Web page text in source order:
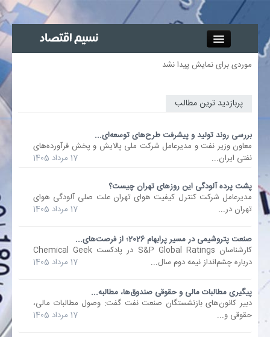
آگهی استخدام
پیوند‌ها
صنعت معدن و تجارت
بیمه و بورس
بانک
موردی برای نمایش پیدا نشد
پربازدید ترین مطالب
بررسی روند تولید و پیشرفت طرح‌های توسعه‌ای...
معاون وزیر نفت و مدیرعامل شرکت ملی پالایش و پخش فرآورده‌های
نفتی ایران...
17 مرداد 1405
پشت پرده آلودگی این روزهای تهران چیست؟
مدیرعامل شرکت کنترل کیفیت هوای تهران علت صلی آلودگی هوای
تهران در...
17 مرداد 1405
صنعت پتروشیمی در مسیر پرابهام 2026؛ از فرصت‌های...
کارشناسان S&P Global Ratings در پادکست Chemical Geek
درباره چشم‌انداز نیمه دوم سال...
17 مرداد 1405
پیگیری مطالبات مالی و حقوقی صندوق‌ها، مطالبه...
دبیر کانون‌های بازنشستگان صنعت نفت گفت: وصول مطالبات مالی،
حقوقی و...
17 مرداد 1405